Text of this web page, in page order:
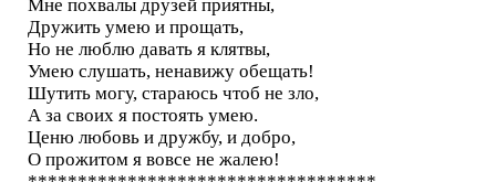
Мне похвалы друзей приятны,
Дружить умею и прощать,
Но не люблю давать я клятвы,
Умею слушать, ненавижу обещать!
Шутить могу, стараюсь чтоб не зло,
А за своих я постоять умею.
Ценю любовь и дружбу, и добро,
О прожитом я вовсе не жалею!
***********************************